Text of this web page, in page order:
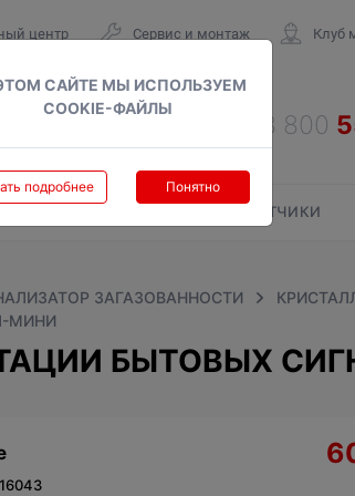
САЙТЕ МЫ ИСПОЛЬЗУЕМ
COOKIE-ФАЙЛЫ
подробнее Понятно
центр Сервис и монтаж Клуб
СЧЕТЧИКИ
ЗАГАЗОВАННОСТИ
МИНИ
БЫТОВЫХ